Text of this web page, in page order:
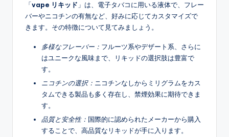
「vape リキッド 」は、電子タバコに用いる液体で、フレー
バーやニコチンの有無など、好みに応じてカスタマイズで
きます。その特徴について見てみましょう。
多様なフレーバー： フルーツ系やデザート系、さらに
はユニークな風味まで、リキッドの選択肢は豊富で
す。
ニコチンの選択： ニコチンなしからミリグラムをカス
タムできる製品も多く存在し、禁煙効果に期待できま
す。
品質と安全性： 国際的に認められたメーカーから購入
することで、高品質なリキッドが手に入ります。